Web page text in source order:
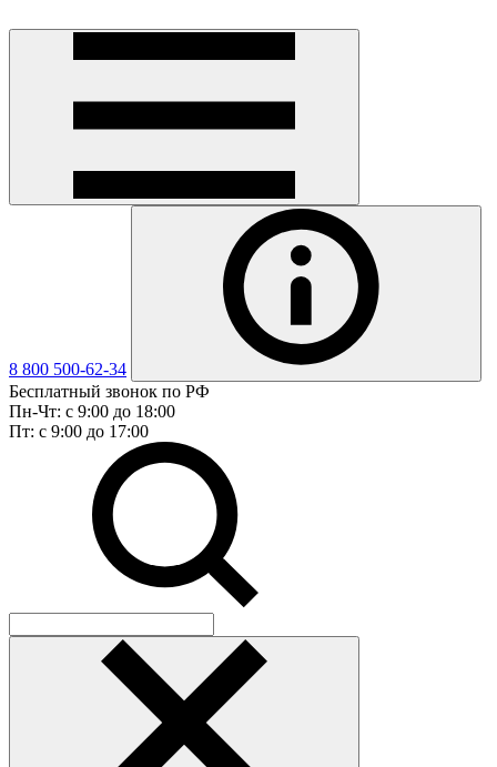
8 800 500-62-34
Бесплатный звонок по РФ
Пн-Чт: с 9:00 до 18:00
Пт: с 9:00 до 17:00